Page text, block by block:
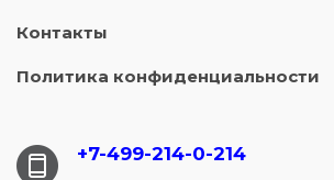
Контакты
Политика конфиденциальности
+7-499-214-0-214